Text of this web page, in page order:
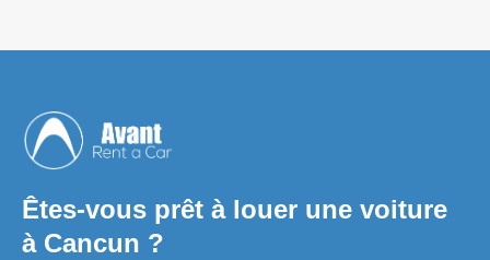
Êtes-vous prêt à louer une voiture
à Cancun ?